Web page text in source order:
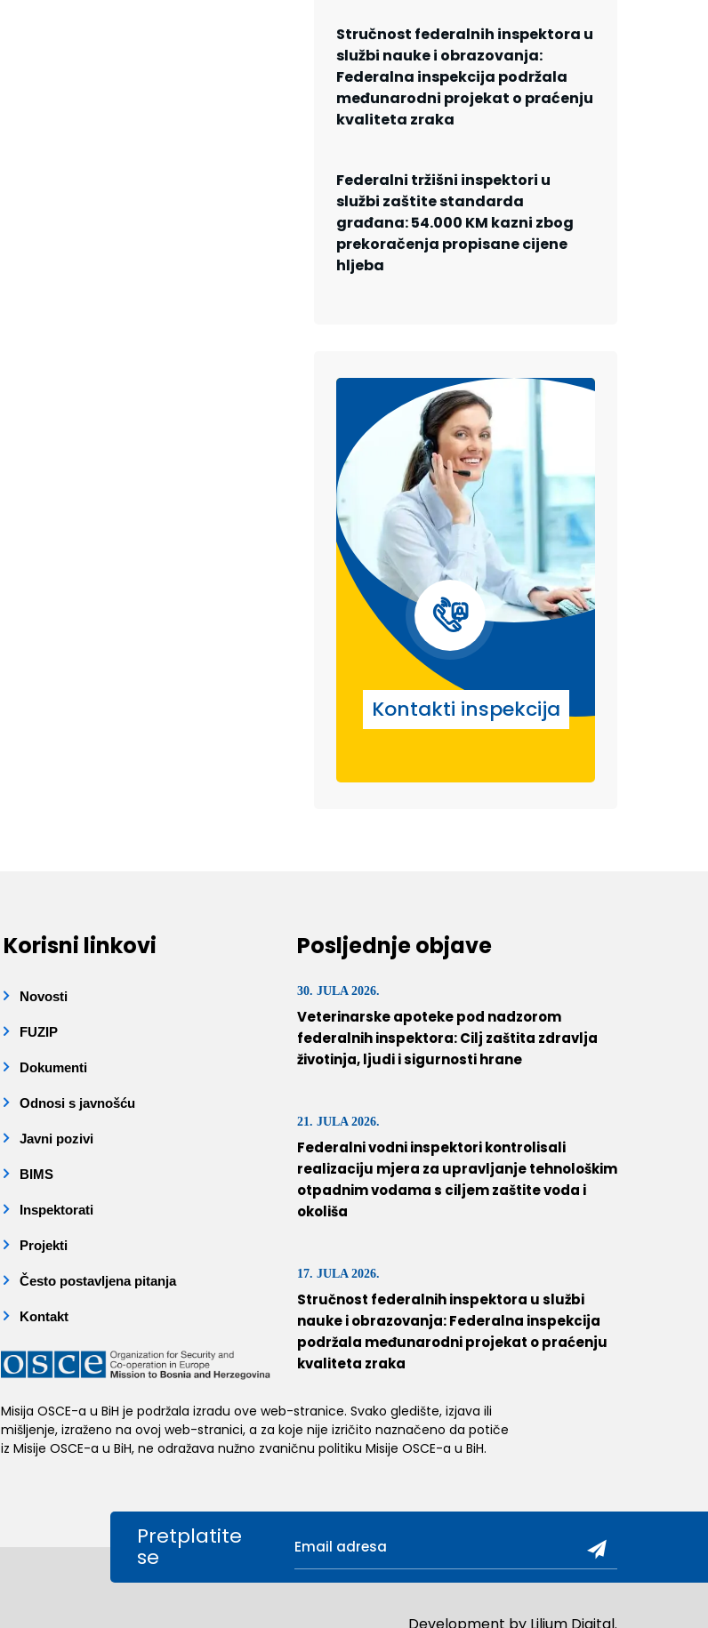
Stručnost federalnih inspektora u
službi nauke i obrazovanja:
Federalna inspekcija podržala
međunarodni projekat o praćenju
kvaliteta zraka
Federalni tržišni inspektori u
službi zaštite standarda
građana: 54.000 KM kazni zbog
prekoračenja propisane cijene
hljeba
Kontakti inspekcija
Korisni linkovi
Novosti
FUZIP
Dokumenti
Odnosi s javnošću
Javni pozivi
BIMS
Inspektorati
Projekti
Često postavljena pitanja
Kontakt
Misija OSCE-a u BiH je podržala izradu ove web-stranice. Svako gledište, izjava ili
mišljenje, izraženo na ovoj web-stranici, a za koje nije izričito naznačeno da potiče
iz Misije OSCE-a u BiH, ne odražava nužno zvaničnu politiku Misije OSCE-a u BiH.
Posljednje objave
30. JULA 2026.
Veterinarske apoteke pod nadzorom
federalnih inspektora: Cilj zaštita zdravlja
životinja, ljudi i sigurnosti hrane
21. JULA 2026.
Federalni vodni inspektori kontrolisali
realizaciju mjera za upravljanje tehnološkim
otpadnim vodama s ciljem zaštite voda i
okoliša
17. JULA 2026.
Stručnost federalnih inspektora u službi
nauke i obrazovanja: Federalna inspekcija
podržala međunarodni projekat o praćenju
kvaliteta zraka
Pretplatite
se